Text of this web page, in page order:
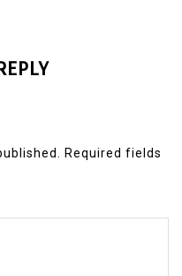
Required fields